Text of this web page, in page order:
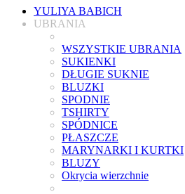
YULIYA BABICH
UBRANIA
WSZYSTKIE UBRANIA
SUKIENKI
DŁUGIE SUKNIE
BLUZKI
SPODNIE
TSHIRTY
SPÓDNICE
PŁASZCZE
MARYNARKI I KURTKI
BLUZY
Okrycia wierzchnie